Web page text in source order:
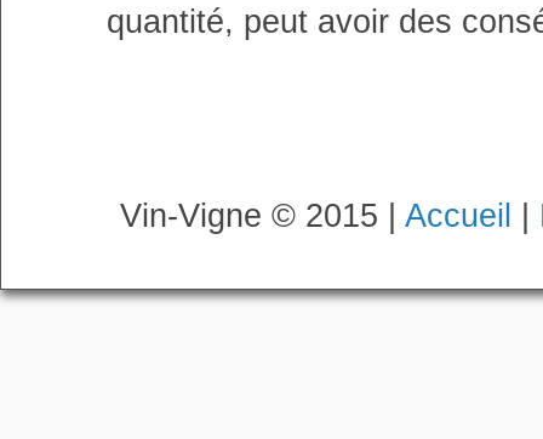
quantité, peut avoir des
Vin-Vigne © 2015 | Accueil